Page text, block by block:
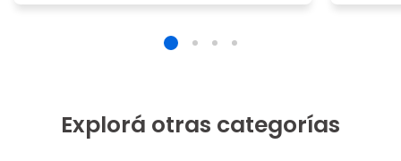
Explorá otras categorías